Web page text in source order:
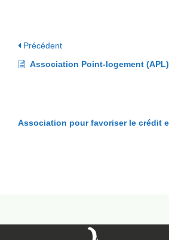
Précédent
Association Point-logement (APL)